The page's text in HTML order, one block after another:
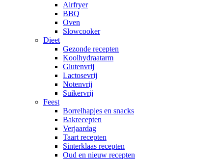
Airfryer
BBQ
Oven
Slowcooker
Dieet
Gezonde recepten
Koolhydraatarm
Glutenvrij
Lactosevrij
Notenvrij
Suikervrij
Feest
Borrelhapjes en snacks
Bakrecepten
Verjaardag
Taart recepten
Sinterklaas recepten
Oud en nieuw recepten